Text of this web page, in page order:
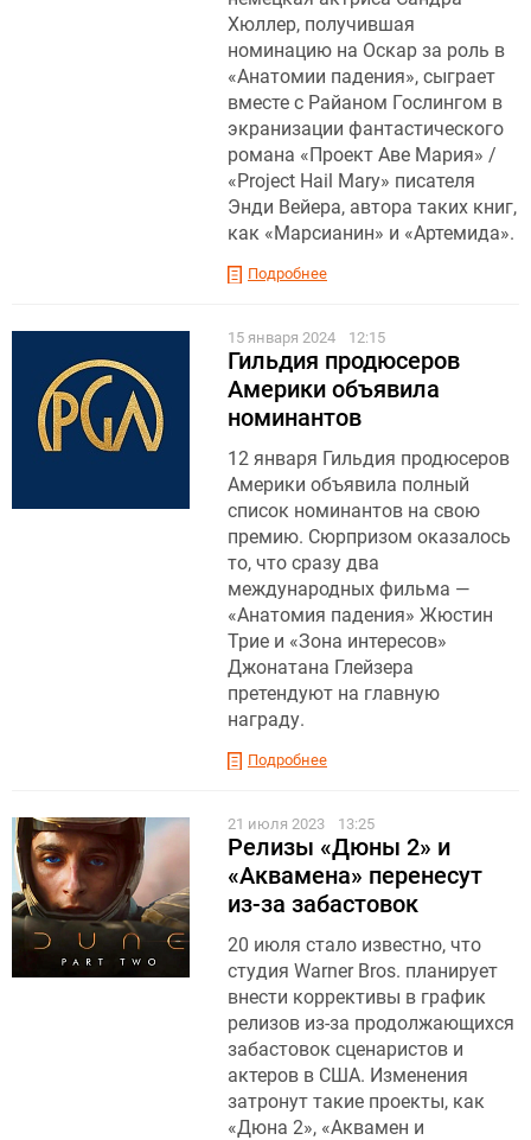
Хюллер, получившая
номинацию на Оскар за роль в
«Анатомии падения», сыграет
вместе с Райаном Гослингом в
экранизации фантастического
романа «Проект Аве Мария» /
«Project Hail Mary» писателя
Энди Вейера, автора таких книг,
как «Марсианин» и «Артемида».
Подробнее
15 января 2024 12:15
Гильдия продюсеров
Америки объявила
номинантов
12 января Гильдия продюсеров
Америки объявила полный
список номинантов на свою
премию. Сюрпризом оказалось
то, что сразу два
международных фильма —
«Анатомия падения» Жюстин
Трие и «Зона интересов»
Джонатана Глейзера
претендуют на главную
награду.
Подробнее
21 июля 2023 13:25
Релизы «Дюны 2» и
«Аквамена» перенесут
из-за забастовок
20 июля стало известно, что
студия Warner Bros. планирует
внести коррективы в график
релизов из-за продолжающихся
забастовок сценаристов и
актеров в США. Изменения
затронут такие проекты, как
«Дюна 2», «Аквамен и